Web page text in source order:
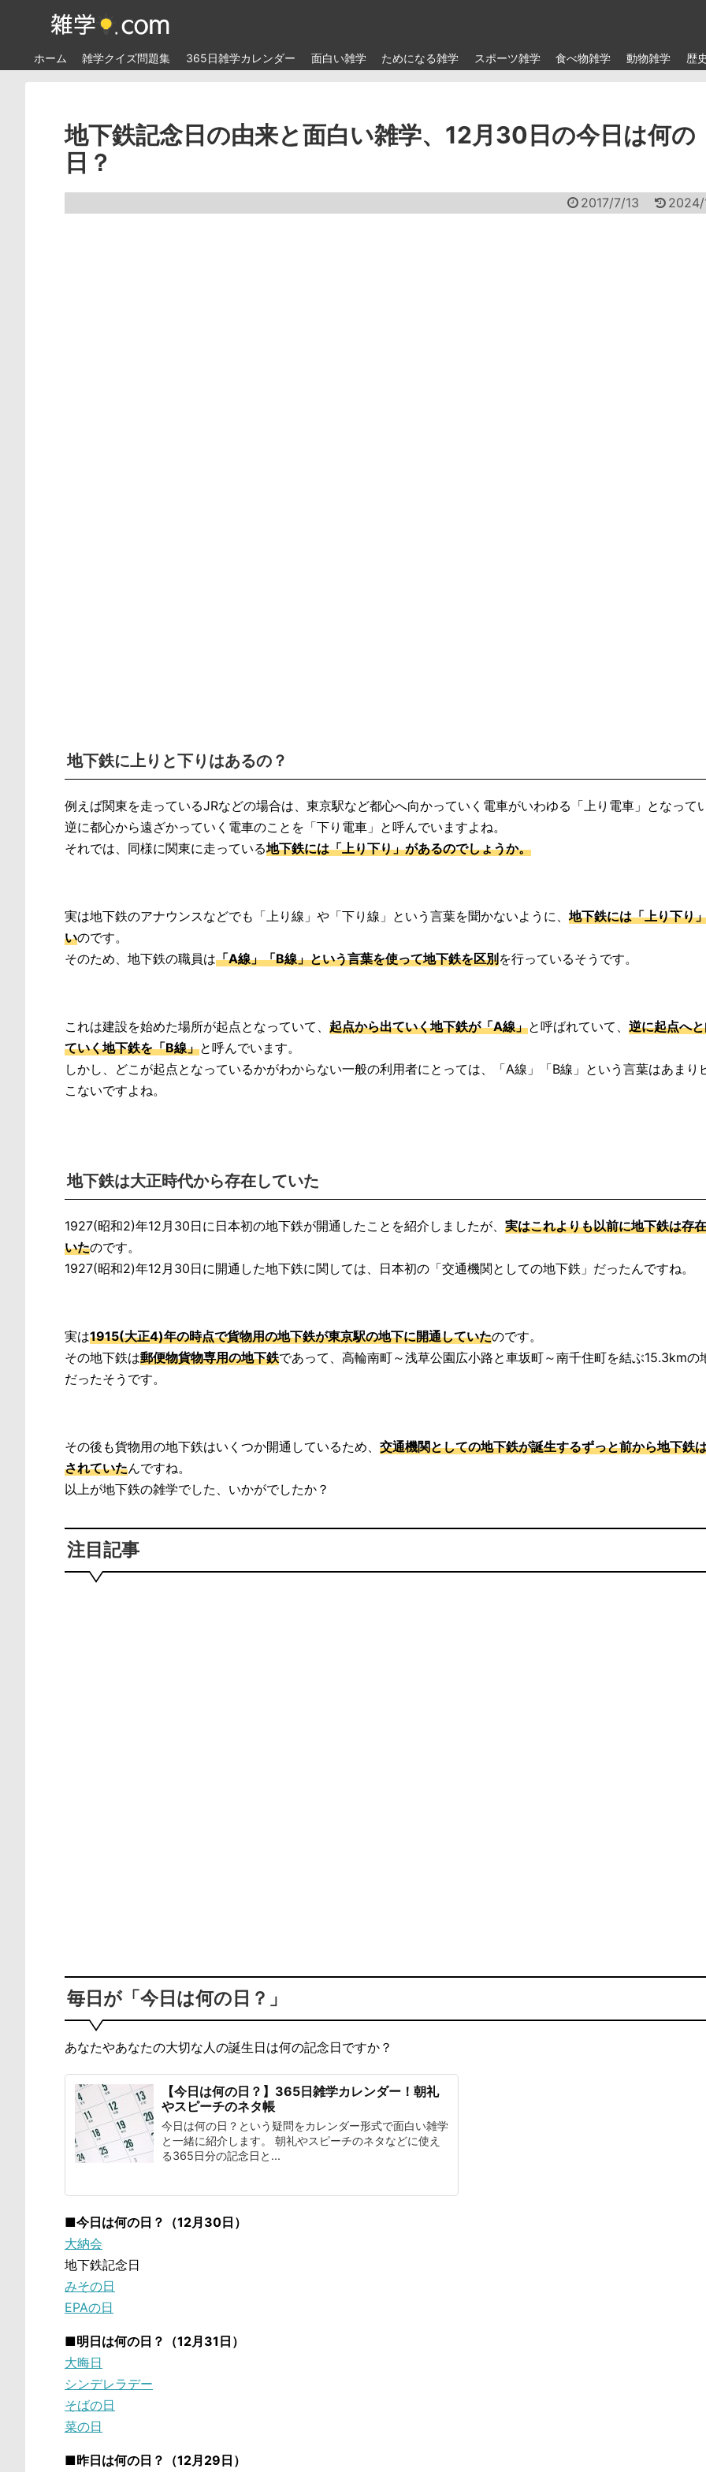
ホーム 雑学クイズ問題集 365日雑学カレンダー 面白い雑学 ためになる雑学 スポーツ雑学 食べ物雑学 動物雑学 歴
地下鉄記念日の由来と面白い雑学、12月30日の今日は何の
日？
2017/7/13 2024/
地下鉄に上りと下りはあるの？
例えば関東を走っているJRなどの場合は、東京駅など都心へ向かっていく電車がいわゆる「上り電車」となって
逆に都心から遠ざかっていく電車のことを「下り電車」と呼んでいますよね。
それでは、同様に関東に走っている地下鉄には「上り下り」があるのでしょうか。
実は地下鉄のアナウンスなどでも「上り線」や「下り線」という言葉を聞かないように、 地下鉄には「上り下り
いのです。
そのため、地下鉄の職員は「A線」「B線」という言葉を使って地下鉄を区別を行っているそうです。
これは建設を始めた場所が起点となっていて、 起点から出ていく地下鉄が「A線」と呼ばれていて、 逆に起点へ
ていく地下鉄を「B線」と呼んでいます。
しかし、どこが起点となっているかがわからない一般の利用者にとっては、「A線」「B線」という言葉はあまり
こないですよね。
地下鉄は大正時代から存在していた
1927(昭和2)年12月30日に日本初の地下鉄が開通したことを紹介しましたが、 実はこれよりも以前に地下鉄は存
いたのです。
1927(昭和2)年12月30日に開通した地下鉄に関しては、日本初の「交通機関としての地下鉄」だったんですね。
実は1915(大正4)年の時点で貨物用の地下鉄が東京駅の地下に開通していたのです。
その地下鉄は郵便物貨物専用の地下鉄であって、高輪南町～浅草公園広小路と車坂町～南千住町を結ぶ15.3kmの
だったそうです。
その後も貨物用の地下鉄はいくつか開通しているため、 交通機関としての地下鉄が誕生するずっと前から地下鉄
されていたんですね。
以上が地下鉄の雑学でした、いかがでしたか？
注目記事
毎日が「今日は何の日？」
あなたやあなたの大切な人の誕生日は何の記念日ですか？
【今日は何の日？】365日雑学カレンダー！朝礼
やスピーチのネタ帳
今日は何の日？という疑問をカレンダー形式で面白い雑学
と一緒に紹介します。 朝礼やスピーチのネタなどに使え
る365日分の記念日と...
■今日は何の日？（12月30日）
大納会
地下鉄記念日
みその日
EPAの日
■明日は何の日？（12月31日）
大晦日
シンデレラデー
そばの日
菜の日
■昨日は何の日？（12月29日）